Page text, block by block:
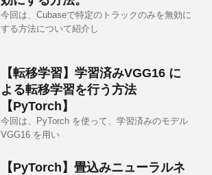
今回は、Cubaseで特定のトラックのみを無効に
する方法について紹介し
【転移学習】学習済みVGG16 に
よる転移学習を行う方法
【PyTorch】
今回は、PyTorch を使って、学習済みのモデル
VGG16 を用い
【PyTorch】畳込みニューラルネ